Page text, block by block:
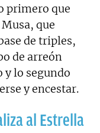
primero que
que
de triples,
de arreón
y lo segundo
y encestar.
al Estrella